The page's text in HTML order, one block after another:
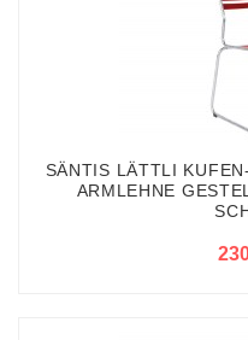
SÄNTIS LÄTTLI
ARMLEHNE